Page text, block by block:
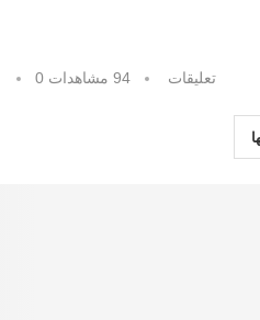
0 تعليقات 94 مشاهدات